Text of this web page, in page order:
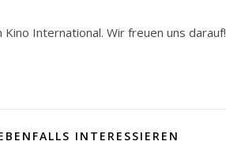
International. Wir freuen uns darauf!
INTERESSIEREN